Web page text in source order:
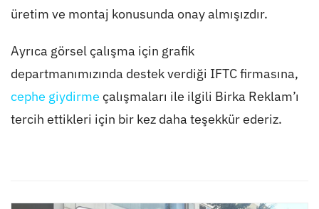
üretim ve montaj konusunda onay almışızdır.
Ayrıca görsel çalışma için grafik
departmanımızında destek verdiği IFTC firmasına,
cephe giydirme çalışmaları ile ilgili Birka Reklam’ı
tercih ettikleri için bir kez daha teşekkür ederiz.